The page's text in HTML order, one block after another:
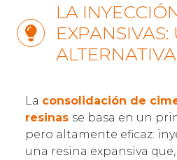
LA
EXPANSIVAS:
La consolidación de
resinas se basa en un
pero altamente eficaz:
una resina expansiva